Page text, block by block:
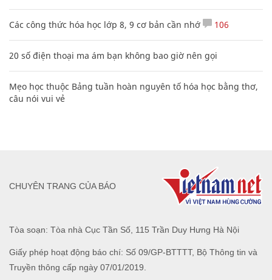
Các công thức hóa học lớp 8, 9 cơ bản cần nhớ 106
20 số điện thoại ma ám bạn không bao giờ nên gọi
Mẹo học thuộc Bảng tuần hoàn nguyên tố hóa học bằng thơ,
câu nói vui vẻ
Tòa soạn: Tòa nhà Cục Tần Số, 115 Trần Duy Hưng Hà Nội
Giấy phép hoạt động báo chí: Số 09/GP-BTTTT, Bộ Thông tin và
Truyền thông cấp ngày 07/01/2019.
CHUYÊN TRANG CỦA BÁO